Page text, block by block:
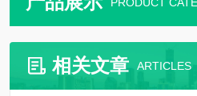
相关文章 ARTICLES